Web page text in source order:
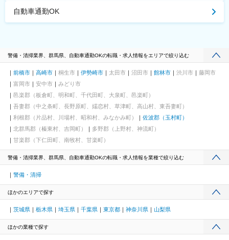
駅(千光寺山)、熊本駅前駅、新水前寺駅前駅、上熊本駅、新宿三丁
目駅、新宿駅(東京メトロ)、都電雑司ケ谷駅、東京駅、高輪ゲート
溝ノ口駅、馬車道駅、海老江駅、長堀橋駅、なんば駅(南海線)、Ｊ
Ｒ難波駅、大阪城北詰駅、動物園前駅、大阪駅、谷町四丁目駅、
四ツ橋駅、北天下茶屋駅、北浜駅(大阪府)、名鉄名古屋駅、駅前
駅、栄駅(愛知県)、西一宮駅、ナゴヤドーム前矢田駅、熱田神宮西
駅、西川緑道公園駅、第一通り駅、志井駅(北九州高速鉄道)、西小
倉駅、西黒崎駅、東寺駅、四宮駅、五条駅(京都市営)、京都河原町
駅、櫛田神社前駅、天神駅、水族館口駅、北１２条駅、大通駅、
駅、神戸三宮駅(阪神)、風の丘中間駅、犬山遊園駅、新千葉駅、今
橋駅、片原町駅(香川県)、資生館小学校前駅、二本木口駅、味噌天
神前駅、県立体育館前駅
自動車通勤OK
警備・清掃業界、群馬県、自動車通勤OKの転職・求人情報をエリアで絞り込む
前橋市 高崎市 桐生市 伊勢崎市 太田市 沼田市 館林市 渋川市
藤岡市
富岡市
安中市
みどり市
邑楽郡（板倉町、明和町、千代田町、大泉町、邑楽町）
吾妻郡（中之条町、長野原町、嬬恋村、草津町、高山村、東吾妻町）
利根郡（片品村、川場村、昭和村、みなかみ町）
佐波郡（玉村町）
北群馬郡（榛東村、吉岡町）
多野郡（上野村、神流町）
甘楽郡（下仁田町、南牧村、甘楽町）
警備・清掃業界、群馬県、自動車通勤OKの転職・求人情報を業種で絞り込む
警備・清掃
ほかのエリアで探す
茨城県 栃木県 埼玉県 千葉県 東京都 神奈川県 山梨県
ほかの業種で探す